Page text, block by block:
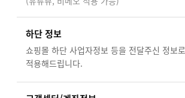
하단 정보
쇼핑몰 하단 사업자정보 등을 전달주신 정보로
적용해드립니다.